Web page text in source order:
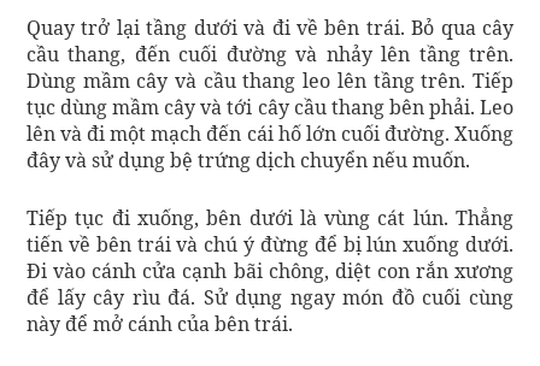
Quay trở lại tầng dưới và đi về bên trái. Bỏ qua cây
cầu thang, đến cuối đường và nhảy lên tầng trên.
Dùng mầm cây và cầu thang leo lên tầng trên. Tiếp
tục dùng mầm cây và tới cây cầu thang bên phải. Leo
lên và đi một mạch đến cái hố lớn cuối đường. Xuống
đây và sử dụng bệ trứng dịch chuyển nếu muốn.
Tiếp tục đi xuống, bên dưới là vùng cát lún. Thẳng
tiến về bên trái và chú ý đừng để bị lún xuống dưới.
Đi vào cánh cửa cạnh bãi chông, diệt con rắn xương
để lấy cây rìu đá. Sử dụng ngay món đồ cuối cùng
này để mở cánh của bên trái.